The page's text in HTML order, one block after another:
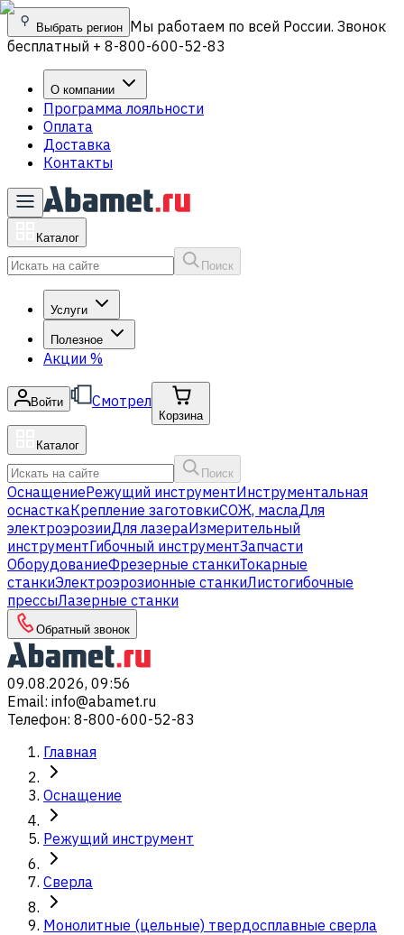
Выбрать регион Мы работаем по всей России. Звонок
бесплатный + 8-800-600-52-83
О компании
Программа лояльности
Оплата
Доставка
Контакты
Каталог
Поиск
Услуги
Полезное
Акции %
Войти Смотрел
Корзина
Каталог
Поиск
ОснащениеРежущий инструментИнструментальная
оснасткаКрепление заготовкиСОЖ, маслаДля
электроэрозииДля лазераИзмерительный
инструментГибочный инструментЗапчасти
ОборудованиеФрезерные станкиТокарные
станкиЭлектроэрозионные станкиЛистогибочные
прессыЛазерные станки
Обратный звонок
09.08.2026, 09:56
Email: info@abamet.ru
Телефон: 8-800-600-52-83
Главная
Оснащение
Режущий инструмент
Сверла
Монолитные (цельные) твердосплавные сверла